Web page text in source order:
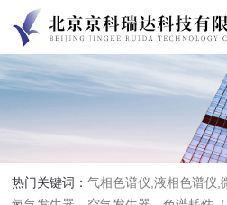
热门关键词：气相色谱仪,液相色谱仪,